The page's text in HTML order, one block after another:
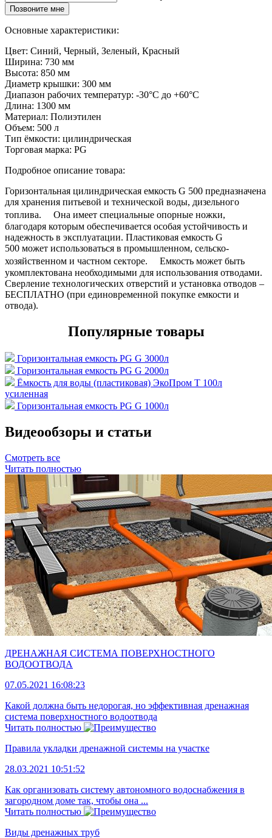
Позвоните мне
Основные характеристики:
Цвет: Синий, Черный, Зеленый, Красный
Ширина: 730 мм
Высота: 850 мм
Диаметр крышки: 300 мм
Диапазон рабочих температур: -30°C до +60°C
Длина: 1300 мм
Материал: Полиэтилен
Объем: 500 л
Тип ёмкости: цилиндрическая
Торговая марка: PG
Подробное описание товара:
Горизонтальная цилиндрическая емкость G 500 предназначена
для хранения питьевой и технической воды, дизельного
топлива. Она имеет специальные опорные ножки,
благодаря которым обеспечивается особая устойчивость и
надежность в эксплуатации. Пластиковая емкость G
500 может использоваться в промышленном, сельско-
хозяйственном и частном секторе. Емкость может быть
укомплектована необходимыми для использования отводами.
Сверление технологических отверстий и установка отводов –
БЕСПЛАТНО (при единовременной покупке емкости и
отвода).
Популярные товары
Горизонтальная емкость PG G 3000л
Горизонтальная емкость PG G 2000л
Ёмкость для воды (пластиковая) ЭкоПром T 100л
усиленная
Горизонтальная емкость PG G 1000л
Видеообзоры и статьи
Смотреть все
Читать полностью
ДРЕНАЖНАЯ СИСТЕМА ПОВЕРХНОСТНОГО
ВОДООТВОДА
07.05.2021 16:08:23
Какой должна быть недорогая, но эффективная дренажная
система поверхностного водоотвода
Читать полностью
Правила укладки дренажной системы на участке
28.03.2021 10:51:52
Как организовать систему автономного водоснабжения в
загородном доме так, чтобы она ...
Читать полностью
Виды дренажных труб